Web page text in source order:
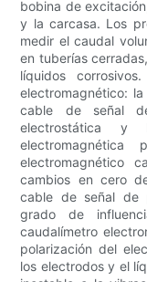
bobina de
y la carcasa. Los
medir el caudal
en tuberías
líquidos
electromagnético:
cable de señal
electrostática y
electromagnético
cambios en cero
cable de señal de
grado de
caudalímetro
polarización del
los electrodos y el